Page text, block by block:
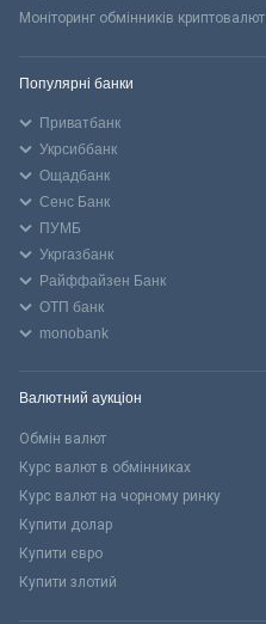
Моніторинг обмінників криптовалют
Популярні банки
Приватбанк
Укрсиббанк
Ощадбанк
Сенс Банк
ПУМБ
Укргазбанк
Райффайзен Банк
ОТП банк
monobank
Валютний аукціон
Обмін валют
Курс валют в обмінниках
Курс валют на чорному ринку
Купити долар
Купити євро
Купити злотий